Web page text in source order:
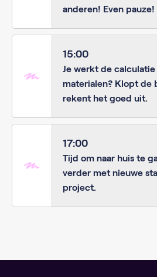
anderen! Even pauze!
15:00
Je werkt de
materialen? Klopt de
rekent het goed uit.
17:00
Tijd om naar huis te
verder met nieuwe
project.